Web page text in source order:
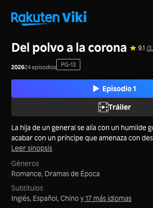
Del polvo a la corona 9.1
202624 episodios PG-13
Episodio 1
Tráiler
La hija de un general se alía con un humilde
acabar con un príncipe que amenaza con
Leer sinopsis
Géneros
Romance, Dramas de Época
Subtítulos
Inglés, Español, Chinoy 17 más idiomas